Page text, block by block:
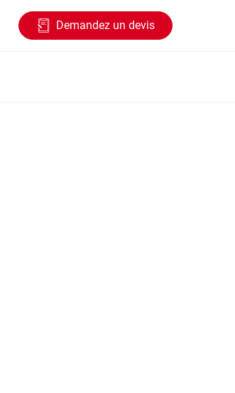
Demandez un devis